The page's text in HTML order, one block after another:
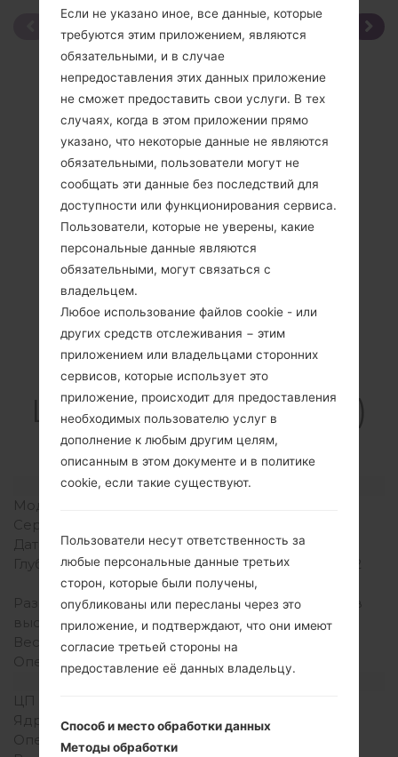
Спецификация
LGGD880(LGGD880)
akaLG Mini
Модель и ее характеристики
Модель
Серия
Дата выпуска
Апрель, 2010
Глубина
10.6 миллиметров (0.42
дюйма)
Размеры (ширина /
высота)
102 x 47.6 миллиметров
(4.02 x 1.87 дюйма)
Вес
99 грамм (3.49 унции)
Операционная система
-
Аппаратное обеспечение
ЦП (процессор)
Ядра процессора
-
Оперативная память
Если не указано иное, все данные, которые
требуются этим приложением, являются
обязательными, и в случае
непредоставления этих данных приложение
не сможет предоставить свои услуги. В тех
случаях, когда в этом приложении прямо
указано, что некоторые данные не являются
обязательными, пользователи могут не
сообщать эти данные без последствий для
доступности или функционирования сервиса.
Пользователи, которые не уверены, какие
персональные данные являются
обязательными, могут связаться с
владельцем.
Любое использование файлов cookie - или
других средств отслеживания − этим
приложением или владельцами сторонних
сервисов, которые использует это
приложение, происходит для предоставления
необходимых пользователю услуг в
дополнение к любым другим целям,
описанным в этом документе и в политике
cookie, если такие существуют.
Пользователи несут ответственность за
любые персональные данные третьих
сторон, которые были получены,
опубликованы или пересланы через это
приложение, и подтверждают, что они имеют
согласие третьей стороны на
предоставление её данных владельцу.
Способ и место обработки данных
Методы обработки